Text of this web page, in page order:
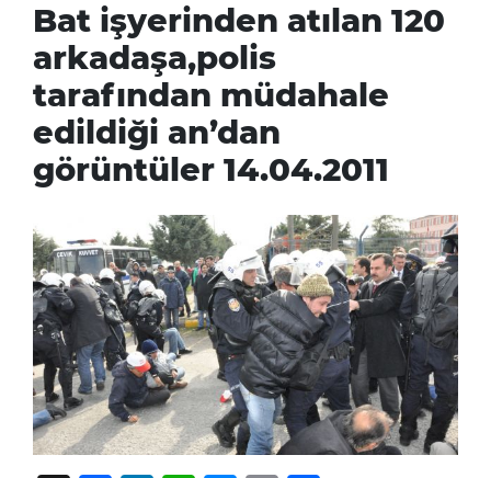
Bat işyerinden atılan 120
arkadaşa,polis
tarafından müdahale
edildiği an’dan
görüntüler 14.04.2011